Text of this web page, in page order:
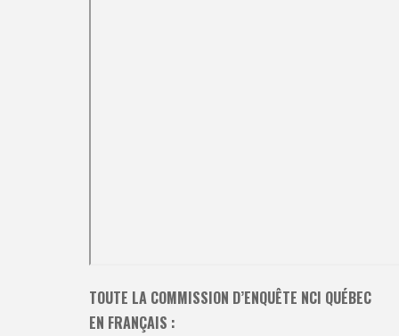
TOUTE LA COMMISSION D’ENQUÊTE NCI QUÉBEC
EN FRANÇAIS :